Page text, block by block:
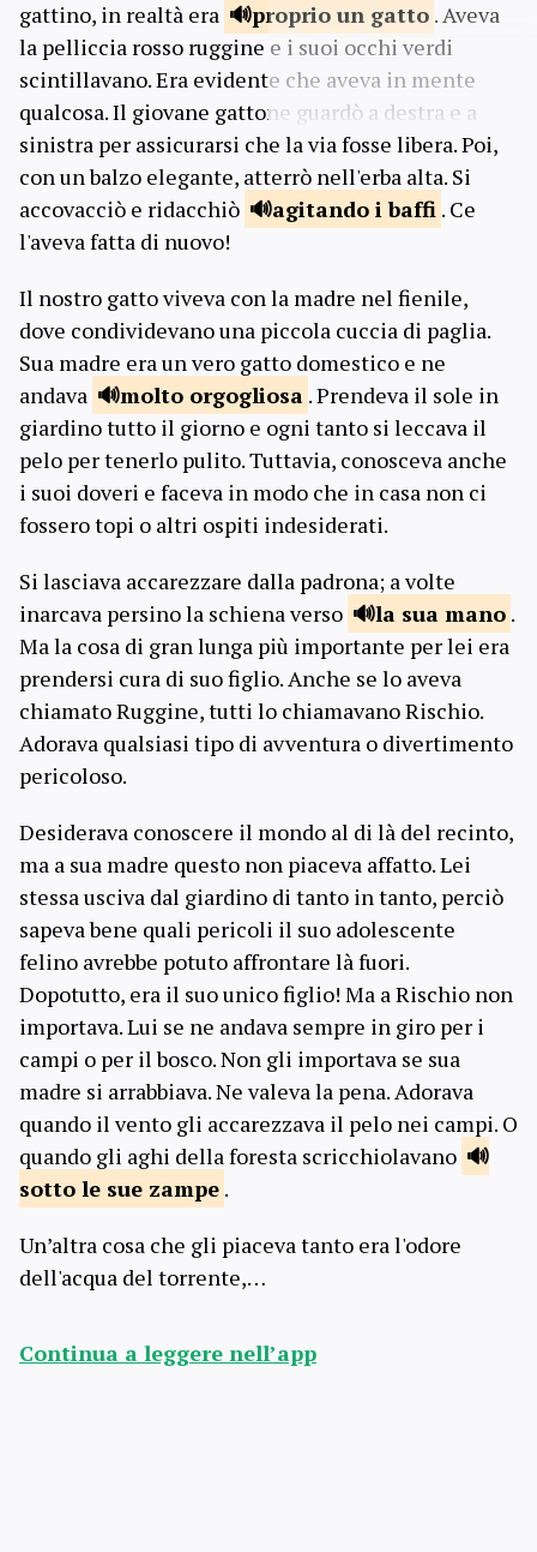
gattino, in realtà era
proprio un gatto . Aveva
la pelliccia rosso ruggine e i suoi occhi verdi
scintillavano. Era evidente che aveva in mente
qualcosa. Il giovane gattone guardò a destra e a
sinistra per assicurarsi che la via fosse libera. Poi,
con un balzo elegante, atterrò nell'erba alta. Si
accovacciò e ridacchiò
agitando i baffi . Ce
l'aveva fatta di nuovo!
Il nostro gatto viveva con la madre nel fienile,
dove condividevano una piccola cuccia di paglia.
Sua madre era un vero gatto domestico e ne
andava
molto orgogliosa . Prendeva il sole in
giardino tutto il giorno e ogni tanto si leccava il
pelo per tenerlo pulito. Tuttavia, conosceva anche
i suoi doveri e faceva in modo che in casa non ci
fossero topi o altri ospiti indesiderati.
Si lasciava accarezzare dalla padrona; a volte
inarcava persino la schiena verso
la sua mano .
Ma la cosa di gran lunga più importante per lei era
prendersi cura di suo figlio. Anche se lo aveva
chiamato Ruggine, tutti lo chiamavano Rischio.
Adorava qualsiasi tipo di avventura o divertimento
pericoloso.
Desiderava conoscere il mondo al di là del recinto,
ma a sua madre questo non piaceva affatto. Lei
stessa usciva dal giardino di tanto in tanto, perciò
sapeva bene quali pericoli il suo adolescente
felino avrebbe potuto affrontare là fuori.
Dopotutto, era il suo unico figlio! Ma a Rischio non
importava. Lui se ne andava sempre in giro per i
campi o per il bosco. Non gli importava se sua
madre si arrabbiava. Ne valeva la pena. Adorava
quando il vento gli accarezzava il pelo nei campi. O
quando gli aghi della foresta scricchiolavano
sotto le sue zampe .
Un’altra cosa che gli piaceva tanto era l'odore
dell'acqua del torrente,…
Continua a leggere nell’app